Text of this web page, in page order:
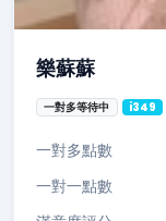
樂蘇蘇
一對多等待中 i349
一對多點數
一對一點數